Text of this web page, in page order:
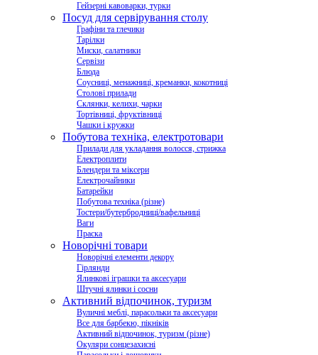
Гейзерні кавоварки, турки
Посуд для сервірування столу
Графіни та глечики
Тарілки
Миски, салатники
Сервізи
Блюда
Соусниці, менажниці, креманки, кокотниці
Столові прилади
Склянки, келихи, чарки
Тортівниці, фруктівниці
Чашки і кружки
Побутова техніка, електротовари
Прилади для укладання волосся, стрижка
Електроплити
Блендери та міксери
Електрочайники
Батарейки
Побутова техніка (різне)
Тостери/бутербродниці/вафельниці
Ваги
Праска
Новорічні товари
Новорічні елементи декору
Гірлянди
Ялинкові іграшки та аксесуари
Штучні ялинки і сосни
Активний відпочинок, туризм
Вуличні меблі, парасольки та аксесуари
Все для барбекю, пікніків
Активний відпочинок, туризм (різне)
Окуляри сонцезахисні